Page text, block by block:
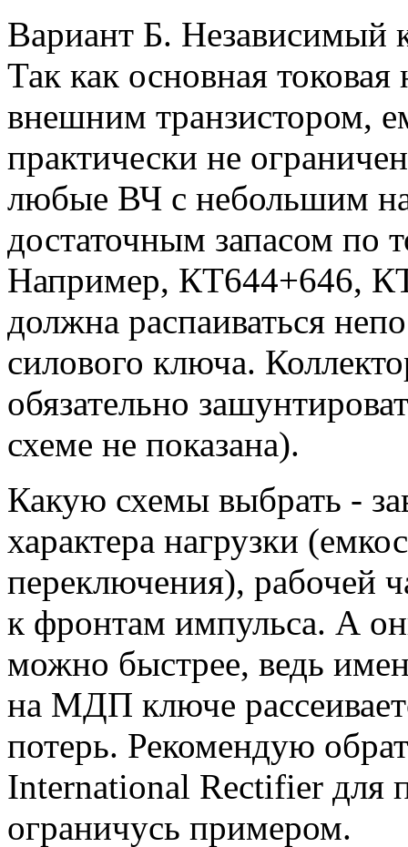
Вариант Б. Независимый
Так как основная токовая
внешним транзистором,
практически не
любые ВЧ с небольшим
достаточным запасом по
Например, КТ644+646,
должна распаиваться
силового ключа.
обязательно
схеме не показана).
Какую схемы выбрать -
характера нагрузки
переключения), рабочей
к фронтам импульса. А
можно быстрее, ведь
на МДП ключе
потерь. Рекомендую
International Rectifier для
ограничусь примером.